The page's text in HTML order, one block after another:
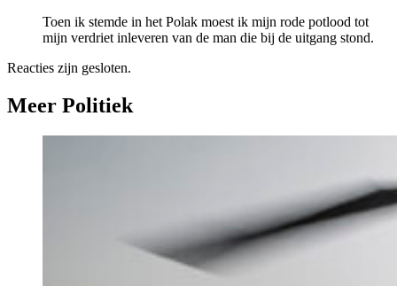
Toen ik stemde in het Polak moest ik mijn rode potlood tot
mijn verdriet inleveren van de man die bij de uitgang stond.
Reacties zijn gesloten.
Meer Politiek